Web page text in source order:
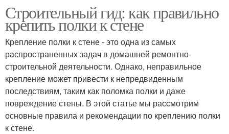
Строительный гид: как правильно
крепить полки к стене
Крепление полки к стене - это одна из самых
распространенных задач в домашней ремонтно-
строительной деятельности. Однако, неправильное
крепление может привести к непредвиденным
последствиям, таким как поломка полки и даже
повреждение стены. В этой статье мы рассмотрим
основные правила и рекомендации по креплению полки
к стене.